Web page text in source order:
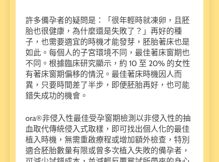
許多備孕者的疑問是：「很年輕時就凍卵，且胚
胎也很健康，為什麼還是失敗了？」再好的種
子，也需要適宜的時機才能發芽，胚胎著床也是
如此。每個人的子宮環境不同，最佳著床窗期也
不同。根據臨床研究顯示，約 10 至 20% 的女性
有著床窗期偏移的情況。最佳著床時機因人而
異，只要時間差了半步，即便胚胎再好，也可能
錯失成功的機會。
ora®非侵入性最佳受孕窗期檢測以非侵入性的抽
血取代傳統侵入式取樣，即可找出個人化的最佳
植入時機，無需重啟療程或增加額外檢查，特別
適合胚胎數量有限或曾多次植入失敗的備孕者，